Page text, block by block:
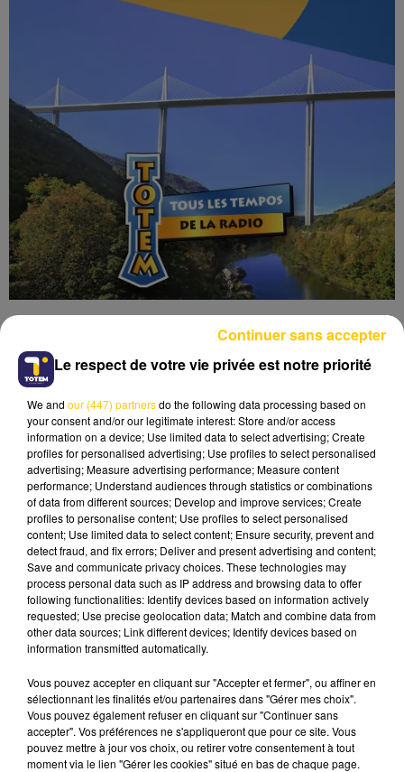
Lecture
26 avril 2022
EDITION AVEYRON-TARN-FIGEAC DU
26-04-2022 À 07H00
Ecoutez sur Totem l'information dans l'Aveyron,
le Tarn et le pays de Figeac avec les reportages
Le respect de votre vie privée est notre priorité
We and our (447) partnersdo the following data processing based on
your consent and/or our legitimate interest: Store and/or access
information on a device; Use limited data to select advertising; Create
profiles for personalised advertising; Use profiles to select personalised
advertising; Measure advertising performance; Measure content
performance; Understand audiences through statistics or combinations
of data from different sources; Develop and improve services; Create
profiles to personalise content; Use profiles to select personalised
content; Use limited data to select content; Ensure security, prevent and
detect fraud, and fix errors; Deliver and present advertising and content;
Save and communicate privacy choices. These technologies may
process personal data such as IP address and browsing data to offer
following functionalities: Identify devices based on information actively
requested; Use precise geolocation data; Match and combine data from
other data sources; Link different devices; Identify devices based on
information transmitted automatically.
Vous pouvez accepter en cliquant sur "Accepter et fermer", ou affiner en
sélectionnant les finalités et/ou partenaires dans "Gérer mes choix".
Vous pouvez également refuser en cliquant sur "Continuer sans
accepter". Vos préférences ne s'appliqueront que pour ce site. Vous
pouvez mettre à jour vos choix, ou retirer votre consentement à tout
moment via le lien "Gérer les cookies" situé en bas de chaque page.
Continuer sans accepter